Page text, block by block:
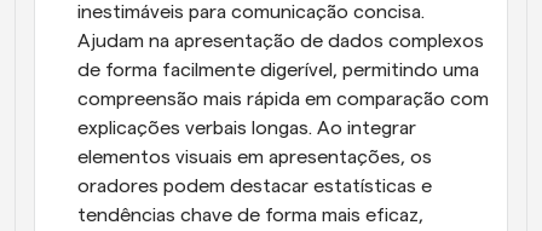
inestimáveis para comunicação concisa.
Ajudam na apresentação de dados complexos
de forma facilmente digerível, permitindo uma
compreensão mais rápida em comparação com
explicações verbais longas. Ao integrar
elementos visuais em apresentações, os
oradores podem destacar estatísticas e
tendências chave de forma mais eficaz,